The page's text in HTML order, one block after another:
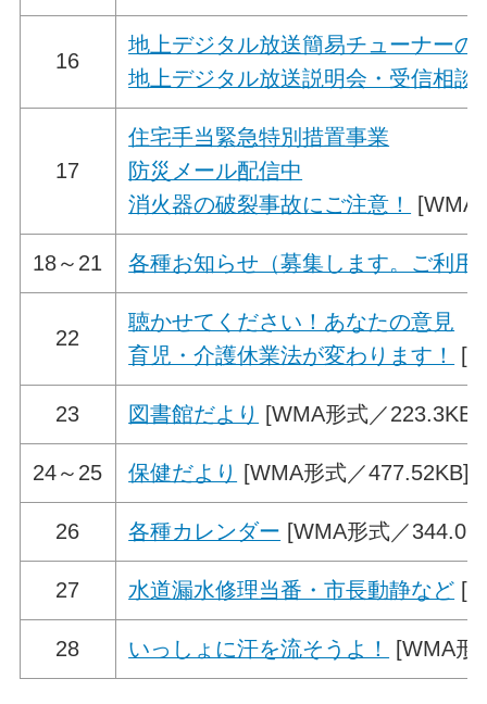
16
地上デジタル放送簡易チューナーの
地上デジタル放送説明会・受信相談
17
住宅手当緊急特別措置事業
防災メール配信中
消火器の破裂事故にご注意！
[WMA
18～21 各種お知らせ（募集します。ご利
22
聴かせてください！あなたの意見
育児・介護休業法が変わります！
23 図書館だより [WMA形式／223.3KB]
24～25 保健だより [WMA形式／477.52KB]
26 各種カレンダー [WMA形式／
27 水道漏水修理当番・市長動静など
28 いっしょに汗を流そうよ！ [WMA形